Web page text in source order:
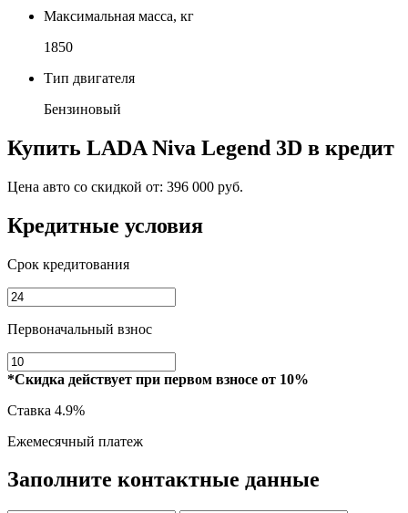
Максимальная масса, кг
1850
Тип двигателя
Бензиновый
Купить LADA Niva Legend 3D в кредит
Цена авто со скидкой от: 396 000 руб.
Кредитные условия
Срок кредитования
Первоначальный взнос
*Скидка действует при первом взносе от 10%
Ставка 4.9%
Ежемесячный платеж
Заполните контактные данные